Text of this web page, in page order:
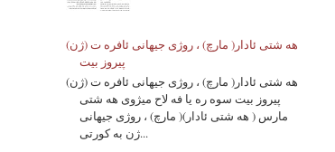
هه شتی ئادار( مارچ) ، روژی جیهانی ئافره ت (ژن)
پیروز بیت
هه شتی ئادار( مارچ) ، روژی جیهانی ئافره ت (ژن)
پیروز بیت سوه ره یا فه لاح میژوی هه شتی
مارس ( هه شتی ئادار)( مارچ) ، روژی جیهانی
ژن به کورتی...